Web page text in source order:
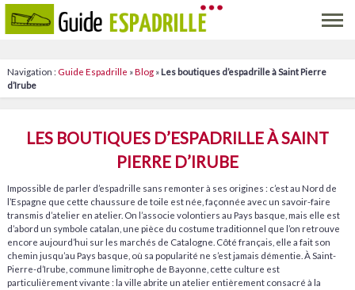
Navigation : Guide Espadrille »Blog»Les boutiques d’espadrille à Saint Pierre
d’Irube
LES BOUTIQUES D’ESPADRILLE À SAINT
PIERRE D’IRUBE
Impossible de parler d’espadrille sans remonter à ses origines : c’est au Nord de
l’Espagne que cette chaussure de toile est née, façonnée avec un savoir-faire
transmis d’atelier en atelier. On l’associe volontiers au Pays basque, mais elle est
d’abord un symbole catalan, une pièce du costume traditionnel que l’on retrouve
encore aujourd’hui sur les marchés de Catalogne. Côté français, elle a fait son
chemin jusqu’au Pays basque, où sa popularité ne s’est jamais démentie. À Saint-
Pierre-d’Irube, commune limitrophe de Bayonne, cette culture est
particulièrement vivante : la ville abrite un atelier entièrement consacré à la